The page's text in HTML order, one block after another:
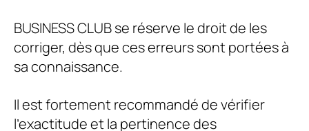
BUSINESS CLUBse réserve le droit de les
corriger, dès que ces erreurs sont portées à
sa connaissance.
Il est fortement recommandé de vérifier
l’exactitude et la pertinence des